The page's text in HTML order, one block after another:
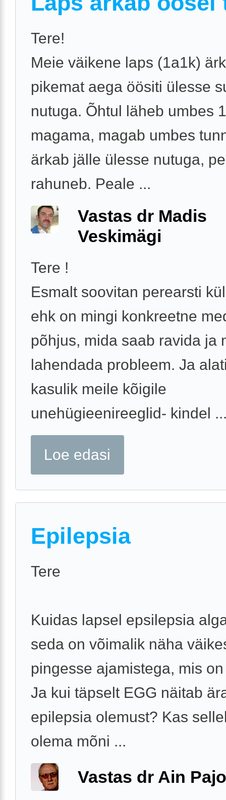
Tere!
Meie väikene laps (1a1k)
pikemat aega öösiti ülesse
nutuga. Õhtul läheb umbes
magama, magab umbes
ärkab jälle ülesse nutuga,
rahuneb. Peale ...
Vastas dr Madis
Veskimägi
Tere !
Esmalt soovitan perearsti
ehk on mingi konkreetne
põhjus, mida saab ravida ja
lahendada probleem. Ja
kasulik meile kõigile
unehügieenireeglid- kindel
Loe edasi
Epilepsia
Tere
Kuidas lapsel epsilepsia
seda on võimalik näha
pingesse ajamistega, mis
Ja kui täpselt EGG näitab
epilepsia olemust? Kas
olema mõni ...
Vastas dr Ain